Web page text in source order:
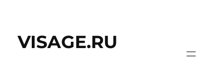
содержимому
VISAGE.RU